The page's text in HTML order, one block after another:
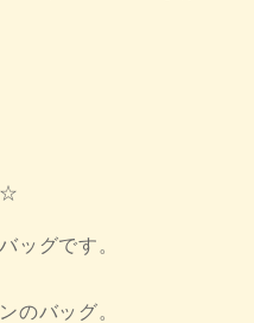
☆
ッグです。
のバッグ。